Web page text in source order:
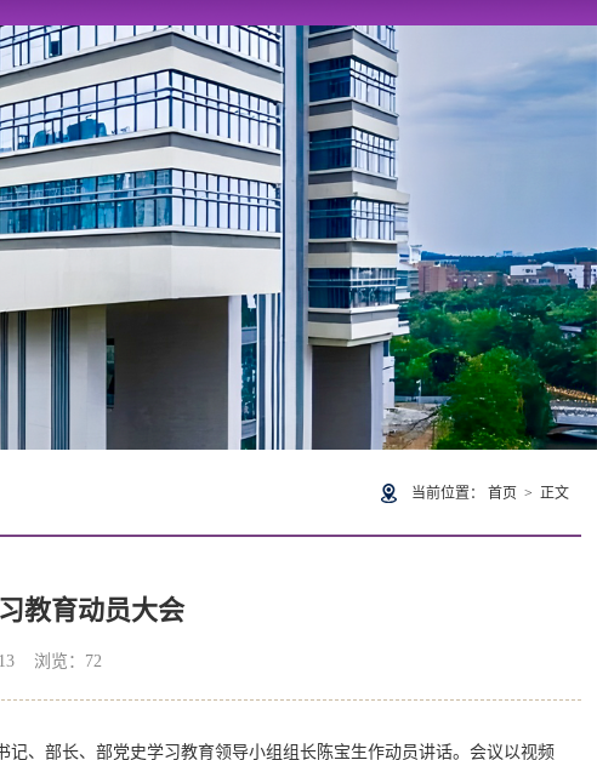
当前位置： 首页 > 正文
教育动员大会
浏览： 72
、部长、部党史学习教育领导小组组长陈宝生作动员讲话。会议以视频